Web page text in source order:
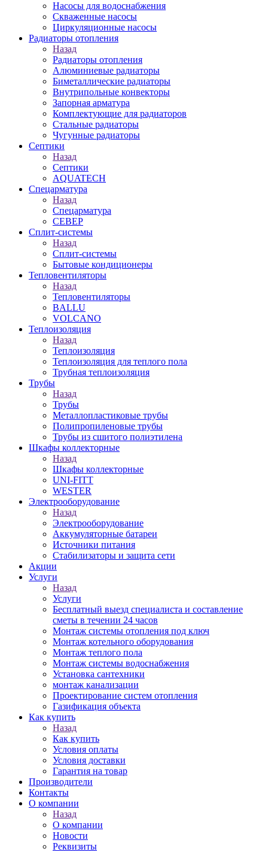
Насосы для водоснабжения
Скваженные насосы
Циркуляционные насосы
Радиаторы отопления
Назад
Радиаторы отопления
Алюминиевые радиаторы
Биметаллические радиаторы
Внутрипольные конвекторы
Запорная арматура
Комплектующие для радиаторов
Стальные радиаторы
Чугунные радиаторы
Септики
Назад
Септики
AQUATECH
Спецарматура
Назад
Спецарматура
СЕВЕР
Сплит-системы
Назад
Сплит-системы
Бытовые кондиционеры
Тепловентиляторы
Назад
Тепловентиляторы
BALLU
VOLCANO
Теплоизоляция
Назад
Теплоизоляция
Теплоизоляция для теплого пола
Трубная теплоизоляция
Трубы
Назад
Трубы
Металлопластиковые трубы
Полипропиленовые трубы
Трубы из сшитого полиэтилена
Шкафы коллекторные
Назад
Шкафы коллекторные
UNI-FITT
WESTER
Электрооборудование
Назад
Электрооборудование
Аккумуляторные батареи
Источники питания
Стабилизаторы и защита сети
Акции
Услуги
Назад
Услуги
Бесплатный выезд специалиста и составление
сметы в течении 24 часов
Монтаж системы отопления под ключ
Монтаж котельного оборудования
Монтаж теплого пола
Монтаж системы водоснабжения
Установка сантехники
монтаж канализации
Проектирование систем отопления
Газификация объекта
Как купить
Назад
Как купить
Условия оплаты
Условия доставки
Гарантия на товар
Производители
Контакты
О компании
Назад
О компании
Новости
Реквизиты